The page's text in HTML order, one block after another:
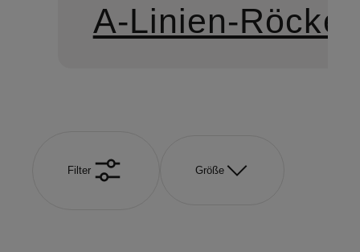
A-Linien-Röcke
Filter Größe